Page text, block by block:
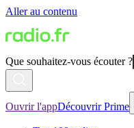
Aller au contenu
Que souhaitez-vous écouter ?
Ouvrir l'appDécouvrir Prime